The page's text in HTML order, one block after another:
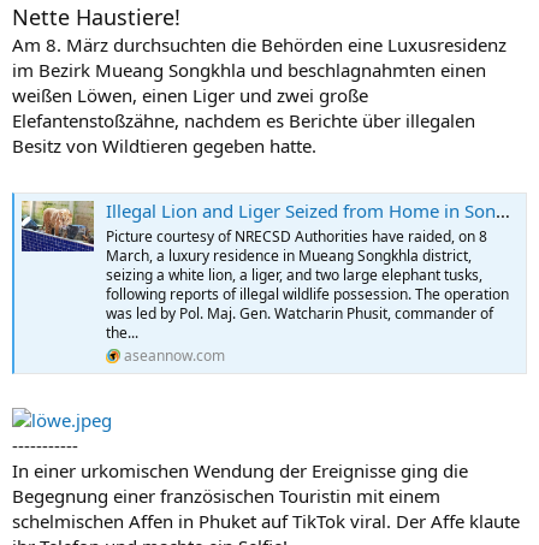
Nette Haustiere!
Am 8. März durchsuchten die Behörden eine Luxusresidenz
im Bezirk Mueang Songkhla und beschlagnahmten einen
weißen Löwen, einen Liger und zwei große
Elefantenstoßzähne, nachdem es Berichte über illegalen
Besitz von Wildtieren gegeben hatte.
Illegal Lion and Liger Seized from Home in Songkhla
Picture courtesy of NRECSD Authorities have raided, on 8
March, a luxury residence in Mueang Songkhla district,
seizing a white lion, a liger, and two large elephant tusks,
following reports of illegal wildlife possession. The operation
was led by Pol. Maj. Gen. Watcharin Phusit, commander of
the...
aseannow.com
-----------
In einer urkomischen Wendung der Ereignisse ging die
Begegnung einer französischen Touristin mit einem
schelmischen Affen in Phuket auf TikTok viral. Der Affe klaute